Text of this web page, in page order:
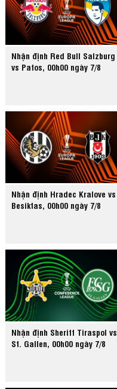
Nhận định Red Bull Salzburg
vs Pafos, 00h00 ngày 7/8
Nhận định Hradec Kralove vs
Besiktas, 00h00 ngày 7/8
Nhận định Sheriff Tiraspol vs
St. Gallen, 00h00 ngày 7/8